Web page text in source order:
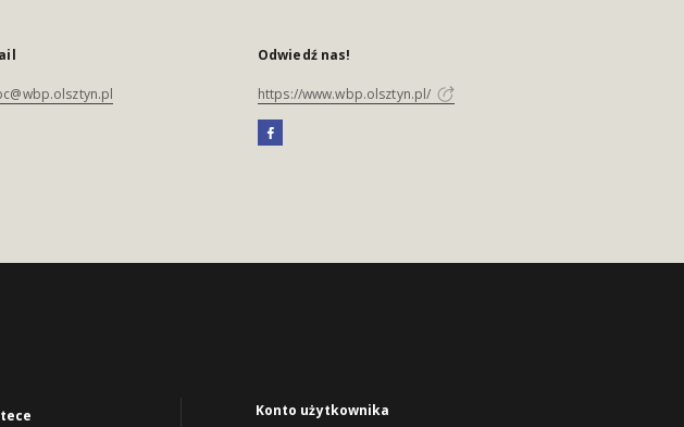
Odwiedź nas!
https://www.wbp.olsztyn.pl/
Konto użytkownika